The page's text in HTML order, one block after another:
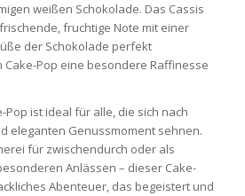
weißen Schokolade. Das Cassis
fruchtige Note mit einer
der Schokolade perfekt
Pop eine besondere Raffinesse
Pop ist ideal für alle, die sich nach
eleganten Genussmoment sehnen.
für zwischendurch oder als
Anlässen – dieser Cake-
Abenteuer, das begeistert und